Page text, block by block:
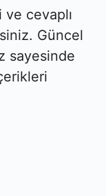
ve cevaplı
Güncel
sayesinde